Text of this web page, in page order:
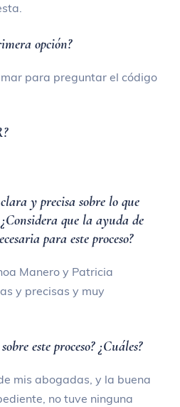
opción?
para preguntar el código
y precisa sobre lo que
que la ayuda de
para este proceso?
Manero y Patricia
y precisas y muy
este proceso? ¿Cuáles?
mis abogadas, y la buena
no tuve ninguna